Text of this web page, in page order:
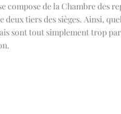
de la Chambre des
tiers des sièges. Ainsi,
sont tout simplement trop